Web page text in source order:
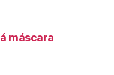
máscara